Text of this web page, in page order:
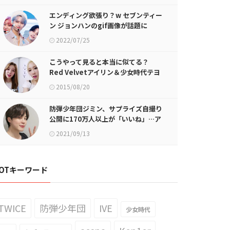
エンディング欲張り？w セブンティー
ン ジョンハンのgif画像が話題に
2022/07/25
こうやって見ると本当に似てる？
Red Velvetアイリン＆少女時代テヨ
ンのツーショットが話題に
2015/08/20
防弾少年団ジミン、サプライズ自撮り
公開に170万人以上が「いいね」…ア
ーミー熱狂！
2021/09/13
キーワード
防弾少年団 IVE 少女時代